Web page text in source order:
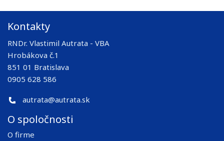
Kontakty
RNDr. Vlastimil Autrata - VBA
Hrobákova č.1
851 01 Bratislava
0905 628 586
autrata@autrata.sk
O spoločnosti
O firme